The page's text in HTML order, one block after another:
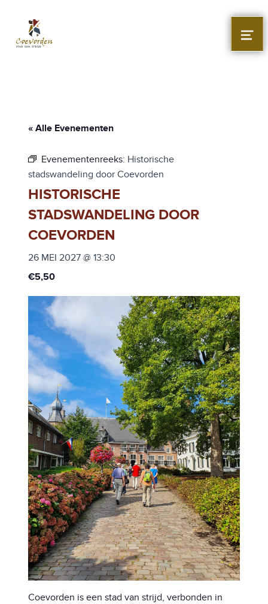
Stad Coevorden
STAD VAN STRIJD
« Alle Evenementen
Evenementenreeks: Historische
stadswandeling door Coevorden
HISTORISCHE
STADSWANDELING DOOR
COEVORDEN
26 MEI 2027 @ 13:30
€5,50
Coevorden is een stad van strijd, verbonden in